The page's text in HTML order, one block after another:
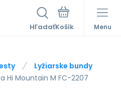
Hľadať Menu
Lyžiarske bundy
Hi Mountain M FC-2207